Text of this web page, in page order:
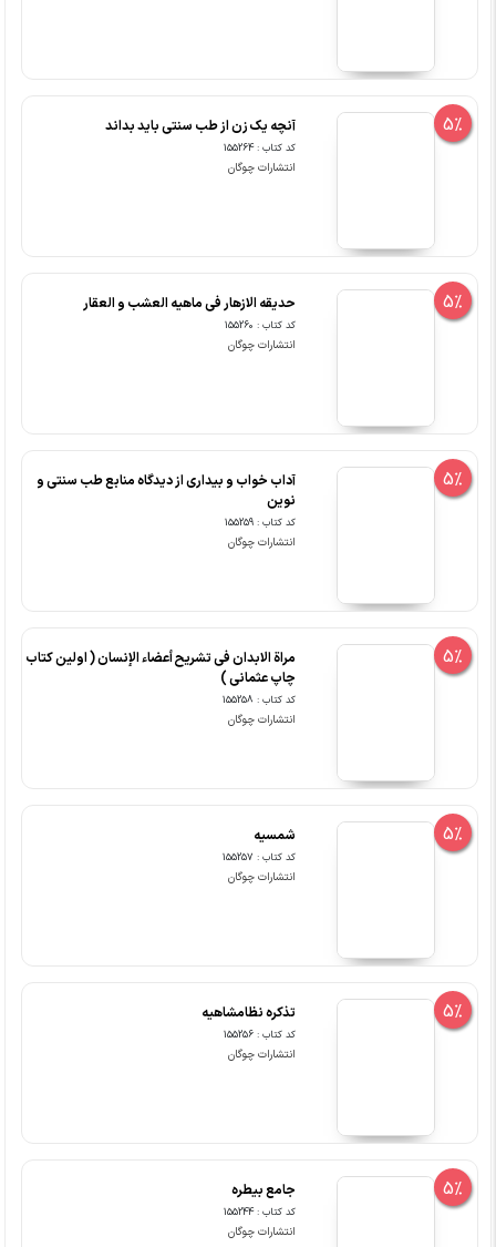
5% آنچه یک زن از طب سنتی باید بداند
کد کتاب : 155264
انتشارات چوگان
5% حدیقه الازهار فی ماهیه العشب و العقار
کد کتاب : 155260
انتشارات چوگان
5%
آداب خواب و بیداری از دیدگاه منابع طب سنتی و
نوین
کد کتاب : 155259
انتشارات چوگان
5%
مراة الابدان فی تشریح أعضاء الإنسان ( اولین کتاب
چاپ عثمانی )
کد کتاب : 155258
انتشارات چوگان
5% شمسیه
کد کتاب : 155257
انتشارات چوگان
5% تذکره نظامشاهیه
کد کتاب : 155256
انتشارات چوگان
5% جامع بیطره
کد کتاب : 155244
انتشارات چوگان